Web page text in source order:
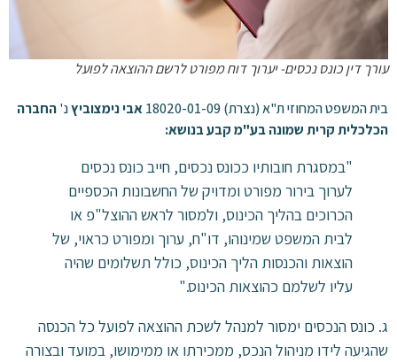
עורך דין כונס נכסים- יערוך דוח מפורט לרשם ההוצאה לפועל
בית המשפט המחוזי ת"א (נצרת) 18020-01-09 אבי נימצוביץנ'החברה
הכלכלית קרית שמונה בע"מ קבע בנושא:
"במסגרת חובותיו ככונס נכסים, חייב כונס נכסים
לערוך בירור מפורט ומדויק של החשבונות הכספיים
הכרוכים בהליך הכינוס, ולמסור לראש ההוצל"פ או
לבית המשפט שמינוהו, דו"ח, ערוך ומפורט כראוי, של
הוצאות והכנסות הליך הכינוס, כולל תשלומים שהיה
עליו לשלמם כהוצאות הכינוס."
ג. כונס הנכסים ימסור למנהל לשכת ההוצאה לפועל כל הכנסה
שהגיעה לידו מניהול הנכס, ממכירתו או ממימושו, במועד ובצורה